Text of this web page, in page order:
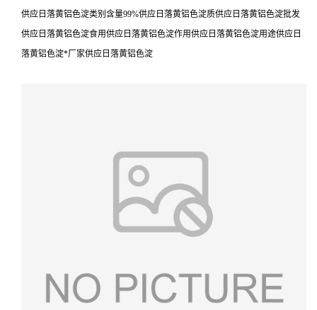
供应日落黄铝色淀类别含量99%供应日落黄铝色淀质供应日落黄铝色淀批发
供应日落黄铝色淀食用供应日落黄铝色淀作用供应日落黄铝色淀用途供应日
落黄铝色淀*厂家供应日落黄铝色淀